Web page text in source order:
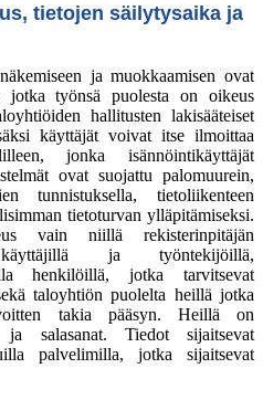
tietojen säilytysaika ja
ja muokkaamisen ovat
jotka työnsä puolesta on oikeus
hallitusten lakisääteiset
käyttäjät voivat itse ilmoittaa
jonka isännöintikäyttäjät
ovat suojattu palomuurein,
tunnistuksella, tietoliikenteen
tietoturvan ylläpitämiseksi.
vain niillä rekisterinpitäjän
ja työntekijöillä,
henkilöillä, jotka tarvitsevat
taloyhtiön puolelta heillä jotka
takia pääsyn. Heillä on
ja salasanat. Tiedot sijaitsevat
palvelimilla, jotka sijaitsevat